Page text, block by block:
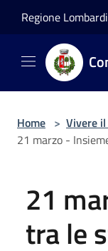
Regione
Home > Vivere
21 marzo -
21
tra le